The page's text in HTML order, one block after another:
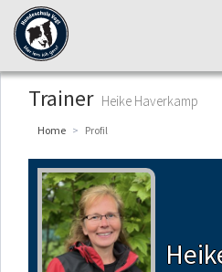
Trainer Heike Haverkamp
Home Profil